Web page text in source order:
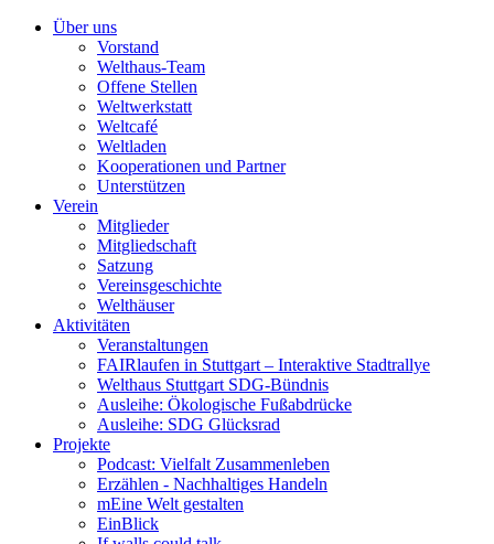
Über uns
Vorstand
Welthaus-Team
Offene Stellen
Weltwerkstatt
Weltcafé
Weltladen
Kooperationen und Partner
Unterstützen
Verein
Mitglieder
Mitgliedschaft
Satzung
Vereinsgeschichte
Welthäuser
Aktivitäten
Veranstaltungen
FAIRlaufen in Stuttgart – Interaktive Stadtrallye
Welthaus Stuttgart SDG-Bündnis
Ausleihe: Ökologische Fußabdrücke
Ausleihe: SDG Glücksrad
Projekte
Podcast: Vielfalt Zusammenleben
Erzählen - Nachhaltiges Handeln
mEine Welt gestalten
EinBlick